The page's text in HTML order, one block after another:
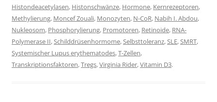
Histondeacetylasen, Histonschwänze, Hormone, Kernrezeptoren,
Methylierung, Moncef Zouali, Monozyten, N-CoR, Nabih I. Abdou,
Nukleosom, Phosphorylierung, Promotoren, Retinoide, RNA-
Polymerase II,Schilddrüsenhormome,Selbsttoleranz,SLE,SMRT,
Systemischer Lupus erythematodes,T-Zellen,
Transkriptionsfaktoren,Tregs,Virginia Rider,Vitamin D3.